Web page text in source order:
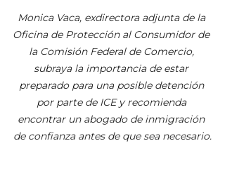
Monica Vaca, exdirectora adjunta de la
Oficina de Protección al Consumidor de
la Comisión Federal de Comercio,
subraya la importancia de estar
preparado para una posible detención
por parte de ICE y recomienda
encontrar un abogado de inmigración
de confianza antes de que sea necesario.